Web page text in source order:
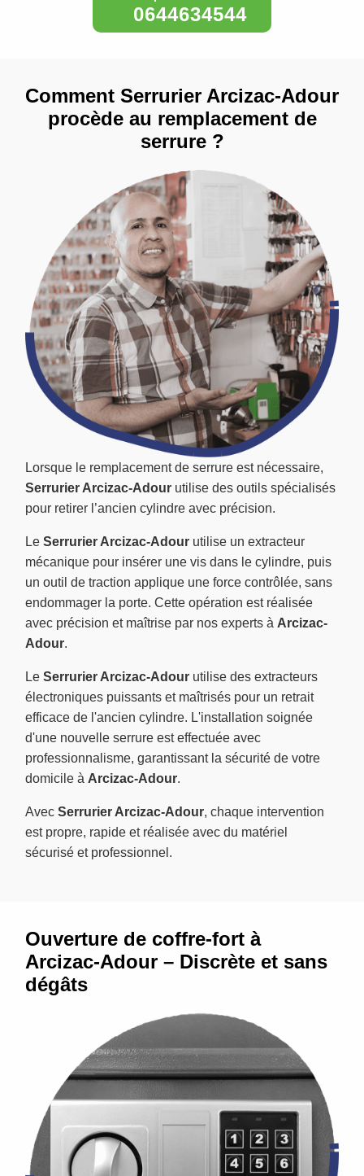
0644634544
Lorsque le remplacement de serrure est nécessaire,
Serrurier Arcizac-Adour utilise des outils spécialisés
pour retirer l’ancien cylindre avec précision.
Le Serrurier Arcizac-Adour utilise un extracteur
mécanique pour insérer une vis dans le cylindre, puis
un outil de traction applique une force contrôlée, sans
endommager la porte. Cette opération est réalisée
avec précision et maîtrise par nos experts à Arcizac-
Adour.
Le Serrurier Arcizac-Adour utilise des extracteurs
électroniques puissants et maîtrisés pour un retrait
efficace de l'ancien cylindre. L'installation soignée
d'une nouvelle serrure est effectuée avec
professionnalisme, garantissant la sécurité de votre
domicile à Arcizac-Adour.
Avec Serrurier Arcizac-Adour, chaque intervention
est propre, rapide et réalisée avec du matériel
sécurisé et professionnel.
Comment Serrurier Arcizac-Adour
procède au remplacement de
serrure ?
Ouverture de coffre-fort à
Arcizac-Adour – Discrète et sans
dégâts